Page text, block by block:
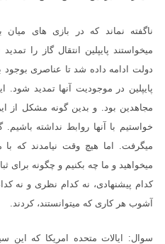
ناگفته نماند که در بازی های
میخواستند پایپلین انتقال گاز را
دولت ادامه داده شد تا عناصری بوجود
پایپلین در موجودیت آنها تمدید شود.
مجاهدین بود. و بدین گونه مشکل از
خواستیم با آنها روابط نداشته
میگرفت. اما هیچ وقت نیامدند که
میخواهید و ما چه بکنیم و چگونه برای
کدام پیشنهادی، نه کدام نظری و نه
آشوب هر کاری که میتوانستند، کردند.